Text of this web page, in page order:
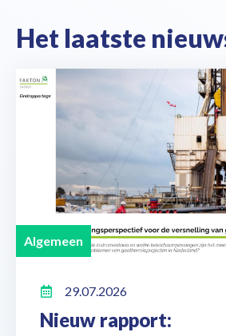
Het laatste
Algemeen
29.07.2026
Nieuw rapport: